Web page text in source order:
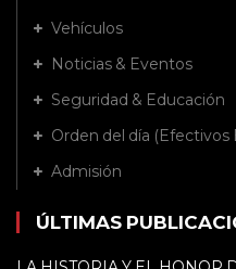
Vehículos
Noticias & Eventos
Seguridad & Educación
Orden del día (Efectivos
Admisión
ÚLTIMAS